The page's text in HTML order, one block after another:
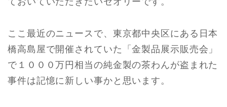
ここ最近のニュースで、東京都中央区にある日本
橋高島屋で開催されていた「金製品展示販売会」
で１０００万円相当の純金製の茶わんが盗まれた
事件は記憶に新しい事かと思います。